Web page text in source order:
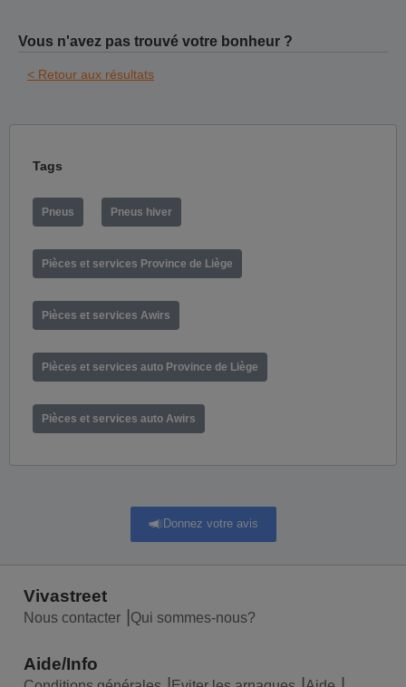
Vous n'avez pas trouvé votre bonheur ?
< Retour aux résultats
Tags
Pneus Pneus hiver
Pièces et services Province de Liège
Pièces et services Awirs
Pièces et services auto Province de Liège
Pièces et services auto Awirs
Donnez votre avis
Vivastreet
Nous contacter Qui sommes-nous?
Aide/Info